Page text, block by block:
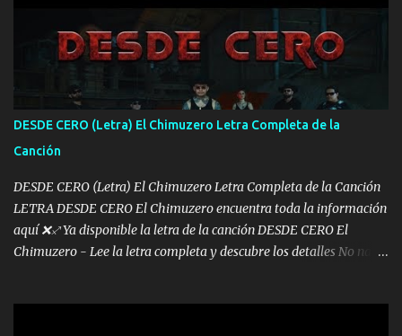
pa más pues hay charola les voy a dar hasta topar pues no hay de
otra Música Surcando bien mi camino voy por mi línea no veo a
los lados aquel que no corre vuela no se me duerm voy chicoteado
Ya pasé varias hazañas ya tienen rato que me agarran el colmillo
de este León los estatales no sé esperaron Al tiro esta la PrimiZa
también la nueve que cargo al lado doy la mano al que su amigo y
al traicionero damos pa abajo Y No me paran aquí hay pa más
pues hay charola les voy a dar hasta topar pues no hay de otra...
DESDE CERO (Letra) El Chimuzero Letra Completa de la
Canción
DESDE CERO (Letra) El Chimuzero Letra Completa de la Canción
LETRA DESDE CERO El Chimuzero encuentra toda la información
aquí ❌♐ Ya disponible la letra de la canción DESDE CERO El
Chimuzero - Lee la letra completa y descubre los detalles No nací